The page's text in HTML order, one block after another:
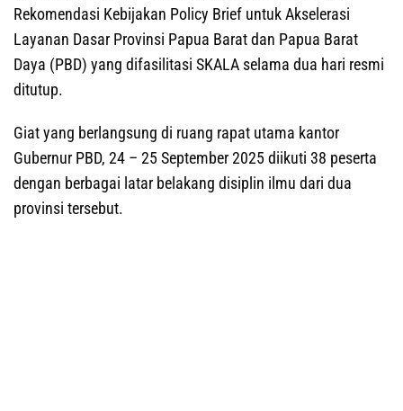
Rekomendasi Kebijakan Policy Brief untuk Akselerasi
Layanan Dasar Provinsi Papua Barat dan Papua Barat
Daya (PBD) yang difasilitasi SKALA selama dua hari resmi
ditutup.
Giat yang berlangsung di ruang rapat utama kantor
Gubernur PBD, 24 – 25 September 2025 diikuti 38 peserta
dengan berbagai latar belakang disiplin ilmu dari dua
provinsi tersebut.